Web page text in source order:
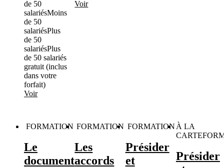
de 50
salariésMoins
de 50
salariésPlus
de 50
salariésPlus
de 50 salariés
gratuit (inclus
dans votre
forfait)
Voir
Voir
FORMATION
Le
document
FORMATION
Les
accords
FORMATION
Présider
et
À LA
CARTE
Présider